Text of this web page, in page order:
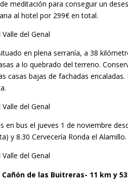
meditación para conseguir un
al hotel por 299€ en total.
en plena serranía, a 38
a lo quebrado del terreno.
casas bajas de fachadas
en bus el jueves 1 de noviembre
y 8.30 Cervecería Ronda el
Cañón de las Buitreras- 11 km y